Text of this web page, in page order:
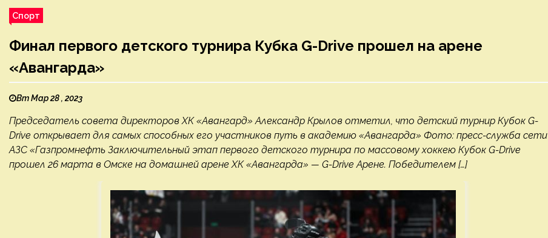
Спорт
Финал первого детского турнира Кубка G-Drive прошел на арене
«Авангарда»
Вт Мар 28 , 2023
Председатель совета директоров ХК «Авангард» Александр Крылов отметил, что детский турнир Кубок G-
Drive открывает для самых способных его участников путь в академию «Авангарда» Фото: пресс-служба сети
АЗС «Газпромнефть Заключительный этап первого детского турнира по массовому хоккею Кубок G-Drive
прошел 26 марта в Омске на домашней арене ХК «Авангарда» — G-Drive Арене. Победителем […]